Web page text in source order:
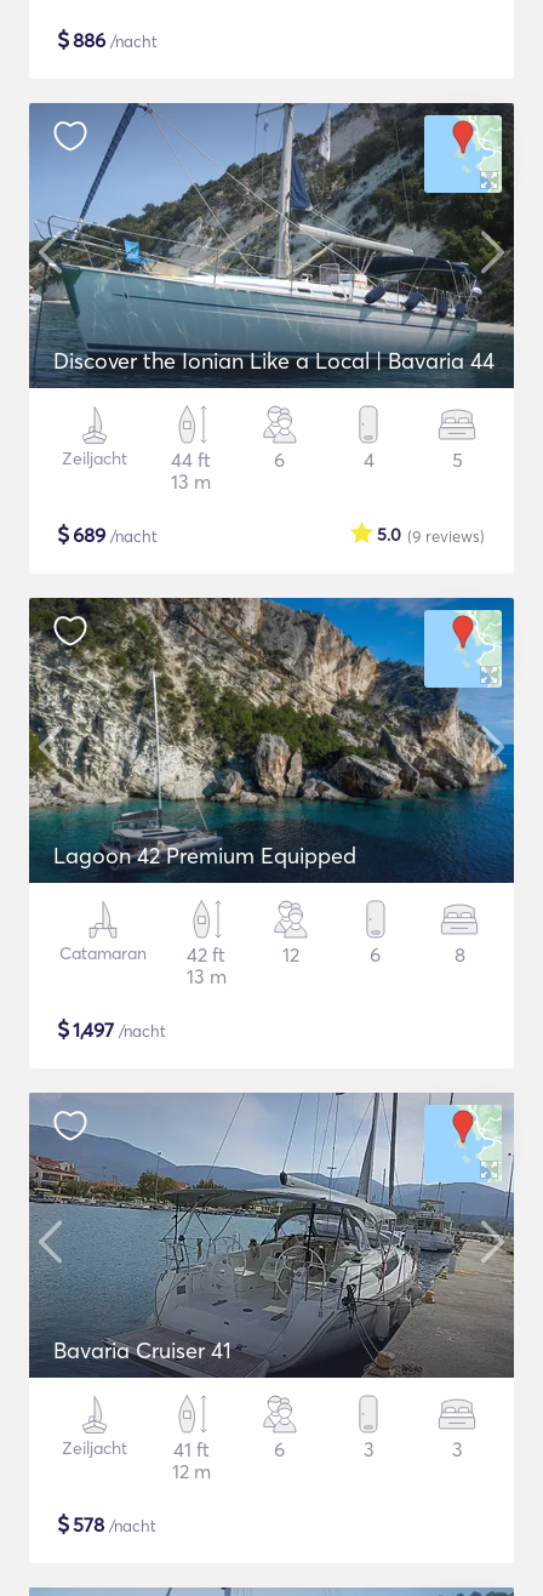
$886 /nacht
Discover the Ionian Like a Local | Bavaria 44
Zeiljacht
44 ft
13 m
6 4 5
$689 /nacht (9 reviews)
5.0
Lagoon 42 Premium Equipped
Catamaran
42 ft
13 m
12 6 8
$1,497 /nacht
Bavaria Cruiser 41
Zeiljacht
41 ft
12 m
6 3 3
$578 /nacht